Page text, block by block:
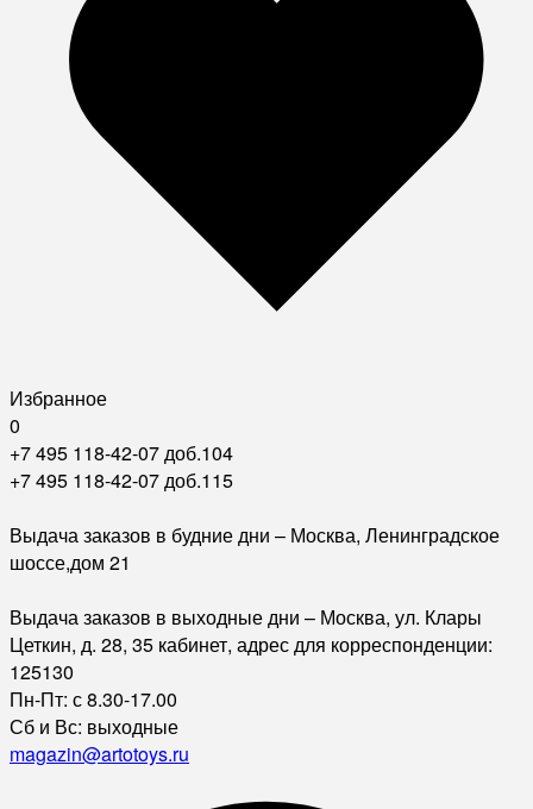
Избранное
0
+7 495 118-42-07 доб.104
+7 495 118-42-07 доб.115
Выдача заказов в будние дни – Москва, Ленинградское
шоссе,дом 21
Выдача заказов в выходные дни – Москва, ул. Клары
Цеткин, д. 28, 35 кабинет, адрес для корреспонденции:
125130
Пн-Пт: с 8.30-17.00
Сб и Вс: выходные
magazin@artotoys.ru